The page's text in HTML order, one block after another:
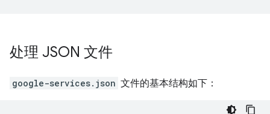
处理 JSON 文件
google-services.json 文件的基本结构如下：